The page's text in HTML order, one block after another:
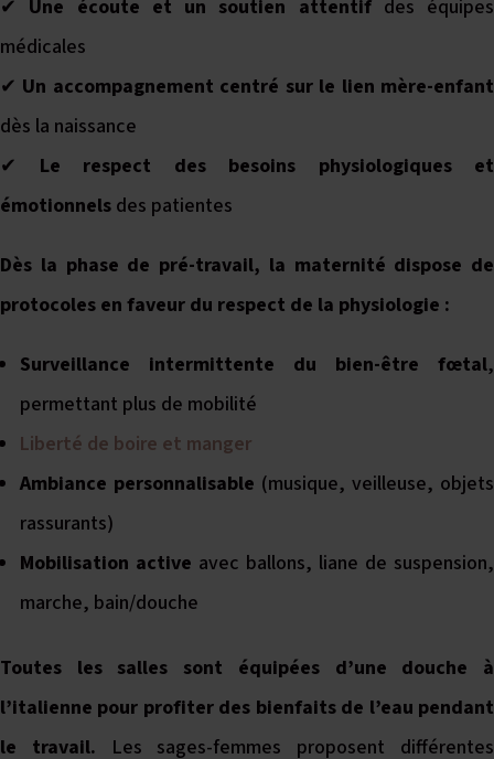
✔ Une écoute et un soutien attentifdes équipes
médicales
✔ Un accompagnement centré sur le lien mère-enfant
dès la naissance
✔ Le respect des besoins physiologiques et
émotionnels des patientes
Dès la phase de pré-travail, la maternité dispose de
protocoles en faveur du respect de la physiologie :
Surveillance intermittente du bien-être fœtal,
permettant plus de mobilité
Liberté de boire et manger
Ambiance personnalisable (musique, veilleuse, objets
rassurants)
Mobilisation active avec ballons, liane de suspension,
marche, bain/douche
Toutes les salles sont équipées d’une douche à
l’italienne pour profiter des bienfaits de l’eau pendant
le travail. Les sages-femmes proposent différentes